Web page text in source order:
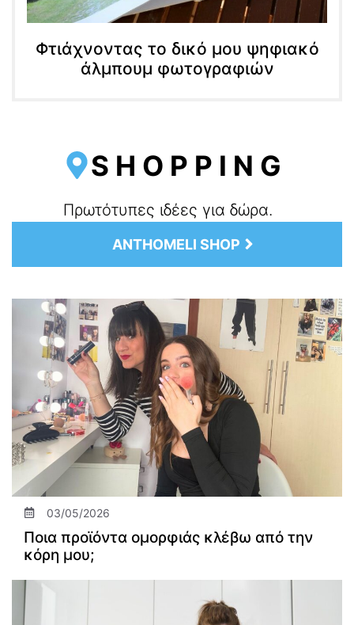
Φτιάχνοντας το δικό μου ψηφιακό
άλμπουμ φωτογραφιών
SHOPPING
Πρωτότυπες ιδέες για δώρα.
ANTHOMELI SHOP
03/05/2026
Ποια προϊόντα ομορφιάς κλέβω από την
κόρη μου;